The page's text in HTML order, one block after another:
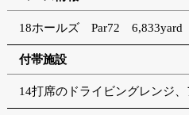
18ホールズ Par72 6,833yard
付帯施設
14打席のドライビングレンジ